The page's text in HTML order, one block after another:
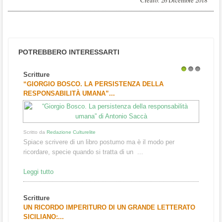
POTREBBERO INTERESSARTI
Scritture
“GIORGIO BOSCO. LA PERSISTENZA DELLA
RESPONSABILITÀ UMANA”...
Scritto da Redazione Culturelite
Spiace scrivere di un libro postumo ma è il modo per
ricordare, specie quando si tratta di un ...
Leggi tutto
Scritture
UN RICORDO IMPERITURO DI UN GRANDE LETTERATO
SICILIANO:...